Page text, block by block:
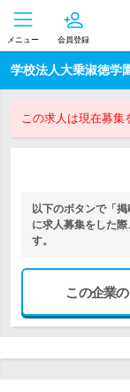
メニュー 会員登録
学校法人大乗淑徳学
この求人は現在募集
以下のボタンで「
に求人募集をした
す。
この企業